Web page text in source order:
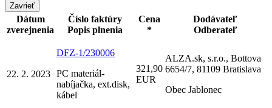
Zavrieť
Dátum
zverejnenia
Číslo faktúry
Popis plnenia
Cena
*
Dodávateľ
Odberateľ
22. 2. 2023
DFZ-1/230006
PC materiál-
nabíjačka, ext.disk,
kábel
321,90
EUR
ALZA.sk, s.r.o., Bottova
6654/7, 81109 Bratislava
Obec Jablonec